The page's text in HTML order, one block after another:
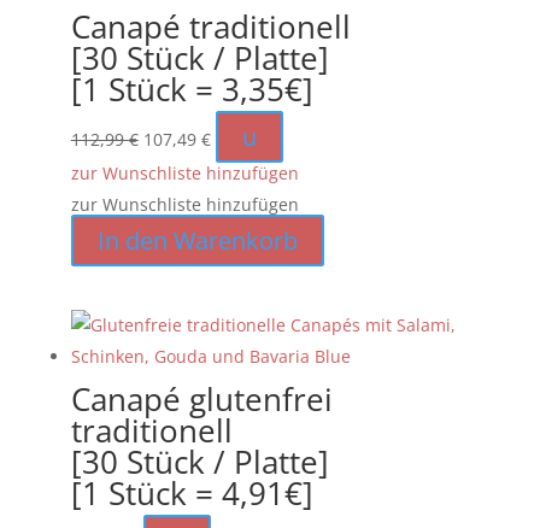
Canapé traditionell
[30 Stück / Platte]
[1 Stück = 3,35€]
112,99€ Ursprünglicher
Preis
war:
107,49 €Aktueller
Preis
ist:
u
zur Wunschliste hinzufügen
zur Wunschliste hinzufügen
In den Warenkorb
Canapé glutenfrei
traditionell
[30 Stück / Platte]
[1 Stück = 4,91€]